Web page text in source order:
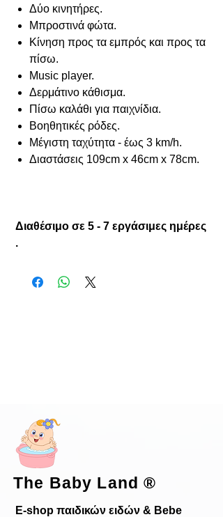
Δύο κινητήρες.
Μπροστινά φώτα.
Κίνηση προς τα εμπρός και προς τα
πίσω.
Music player.
Δερμάτινο κάθισμα.
Πίσω καλάθι για παιχνίδια.
Βοηθητικές ρόδες.
Μέγιστη ταχύτητα - έως 3 km/h.
Διαστάσεις 109cm x 46cm x 78cm.
Διαθέσιμο σε 5 - 7 εργάσιμες ημέρες
.
The Baby Land®
E-shop παιδικών ειδών & Bebe